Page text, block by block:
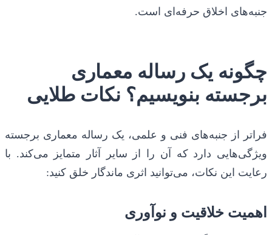
جنبه‌های اخلاق حرفه‌ای است.
چگونه یک رساله معماری
برجسته بنویسیم؟ نکات طلایی
فراتر از جنبه‌های فنی و علمی، یک رساله معماری برجسته
ویژگی‌هایی دارد که آن را از سایر آثار متمایز می‌کند. با
رعایت این نکات، می‌توانید اثری ماندگار خلق کنید:
اهمیت خلاقیت و نوآوری